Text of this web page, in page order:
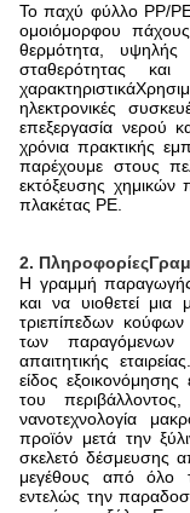
Το παχύ φύλλο PP/
ομοιόμορφου
θερμότητα, υψηλής
σταθερότητας
ηλεκτρονικές
επεξεργασία νερού
χρόνια πρακτικής
παρέχουμε στους
εκτόξευσης χημικών
πλακέτας PE.
2. Πληροφορίες
Η γραμμή
και να υιοθετεί
τριεπίπεδων
των παραγόμενων
απαιτητικής
είδος
του
νανοτεχνολογία
προϊόν μετά την
σκελετό δέσμευσης
μεγέθους από όλο
εντελώς την